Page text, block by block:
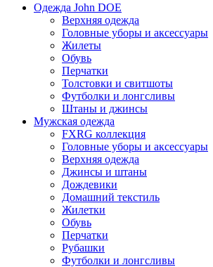
Одежда John DOE
Верхняя одежда
Головные уборы и аксессуары
Жилеты
Обувь
Перчатки
Толстовки и свитшоты
Футболки и лонгсливы
Штаны и джинсы
Мужская одежда
FXRG коллекция
Головные уборы и аксессуары
Верхняя одежда
Джинсы и штаны
Дождевики
Домашний текстиль
Жилетки
Обувь
Перчатки
Рубашки
Футболки и лонгсливы